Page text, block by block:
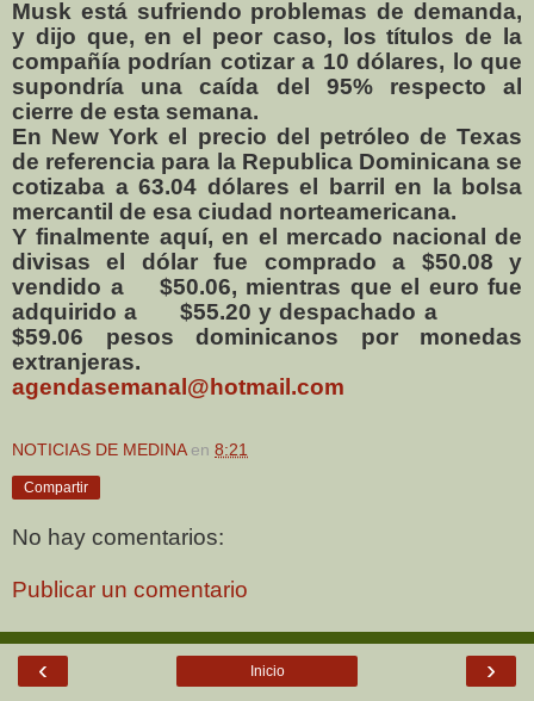
Musk está sufriendo problemas de demanda,
y dijo que, en el peor caso, los títulos de la
compañía podrían cotizar a 10 dólares, lo que
supondría una caída del 95% respecto al
cierre de esta semana.
En New York el precio del petróleo de Texas
de referencia para la Republica Dominicana se
cotizaba a 63.04 dólares el barril en la bolsa
mercantil de esa ciudad norteamericana.
Y finalmente aquí, en el mercado nacional de
divisas el dólar fue comprado a $50.08 y
vendido a
$50.06, mientras que el euro fue
adquirido a
$55.20 y despachado a
$59.06 pesos dominicanos por monedas
extranjeras.
agendasemanal@hotmail.com
NOTICIAS DE MEDINA en 8:21
Compartir
No hay comentarios:
Publicar un comentario
‹ ›
Inicio